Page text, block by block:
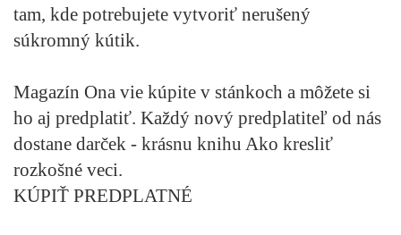
tam, kde potrebujete vytvoriť nerušený
súkromný kútik.
Magazín Ona vie kúpite v stánkoch a môžete si
ho aj predplatiť. Každý nový predplatiteľ od nás
dostane darček - krásnu knihu Ako kresliť
rozkošné veci.
KÚPIŤ PREDPLATNÉ